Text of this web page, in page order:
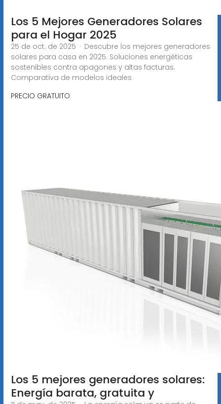
Los 5 Mejores Generadores Solares
para el Hogar 2025
25 de oct. de 2025 · Descubre los mejores generadores
solares para casa en 2025. Soluciones energéticas
sostenibles contra apagones y altas facturas.
Comparativa de modelos ideales
PRECIO GRATUITO
Los 5 mejores generadores solares:
Energía barata, gratuita y